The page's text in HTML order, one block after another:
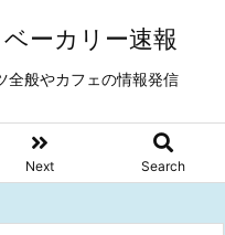
ーカリー速報
全般やカフェの情報発信
Next Search